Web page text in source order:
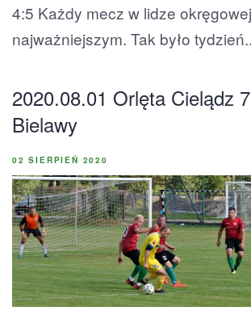
4:5 Każdy mecz w lidze
najważniejszym. Tak było
2020.08.01 Orlęta Cielądz
Bielawy
02 SIERPIEŃ 2020